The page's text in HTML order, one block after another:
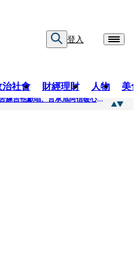
登入
治社會 財經理財 人物 美
吳建豪生日願望成真 周渝民苦練吉他獻唱、言承旭阿信暖心祝福